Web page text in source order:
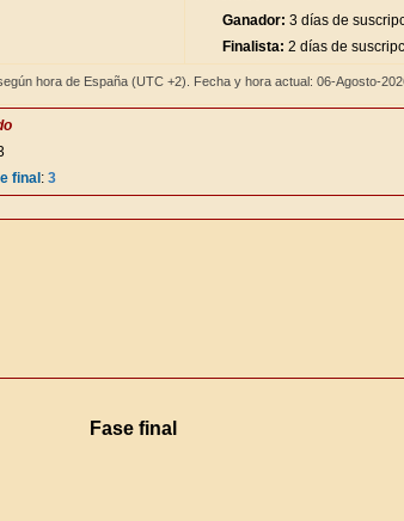
Ganador: 3 días de
Finalista: 2 días de
hora de España (UTC +2). Fecha y hora actual: 06-Agosto-
final : 3
Fase final